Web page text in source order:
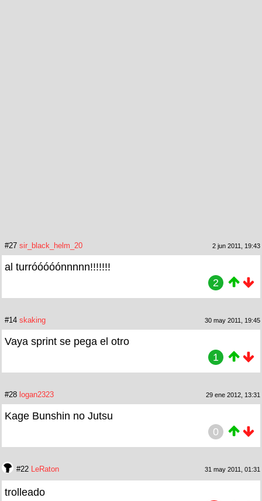
#27 sir_black_helm_20 2 jun 2011, 19:43
al turróóóóónnnnn!!!!!!!
2
#14 skaking 30 may 2011, 19:45
Vaya sprint se pega el otro
1
#28 logan2323 29 ene 2012, 13:31
Kage Bunshin no Jutsu
0
#22 LeRaton 31 may 2011, 01:31
trolleado